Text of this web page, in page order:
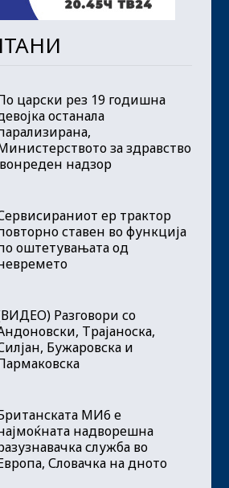
царски рез 19 годишна
останала
за здравство
надзор
ер трактор
ставен во функција
оштетувањата од
Разговори со
Трајаноска,
Бужаровска и
МИ6 е
надворешна
служба во
Словачка на дното